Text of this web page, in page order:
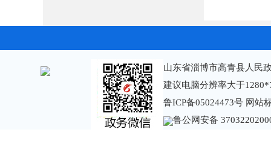
山东省淄博市高青县人民
建议电脑分辨率大于
鲁ICP备05024473号 网站
鲁公网安备